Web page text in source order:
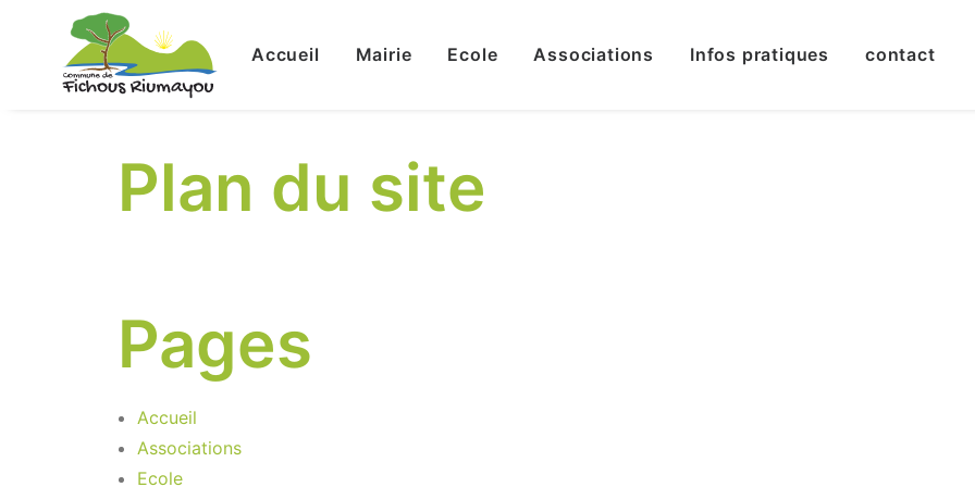
Accueil Mairie Ecole Associations Infos pratiques contact
Plan du site
Pages
Accueil
Associations
Ecole